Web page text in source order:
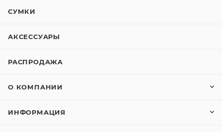
СУМКИ
АКСЕССУАРЫ
РАСПРОДАЖА
О КОМПАНИИ
ИНФОРМАЦИЯ